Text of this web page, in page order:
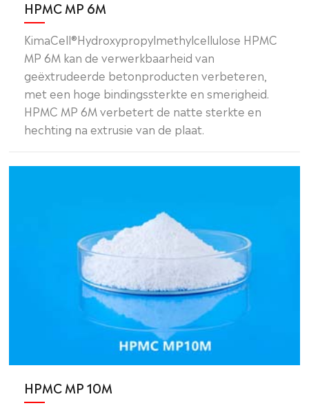
HPMC MP 6M
KimaCell®Hydroxypropylmethylcellulose HPMC
MP 6M kan de verwerkbaarheid van
geëxtrudeerde betonproducten verbeteren,
met een hoge bindingssterkte en smerigheid.
HPMC MP 6M verbetert de natte sterkte en
hechting na extrusie van de plaat.
HPMC MP 10M